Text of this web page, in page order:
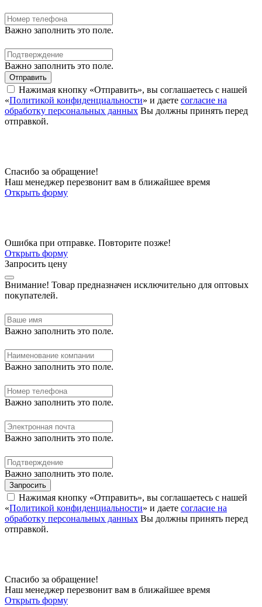
Важно заполнить это поле.
Важно заполнить это поле.
Отправить
Нажимая кнопку «Отправить», вы соглашаетесь с нашей
«Политикой конфиденциальности» и даете согласие на
обработку персональных данных Вы должны принять перед
отправкой.
Спасибо за обращение!
Наш менеджер перезвонит вам в ближайшее время
Открыть форму
Ошибка при отправке. Повторите позже!
Открыть форму
Запросить цену
Внимание! Товар предназначен исключительно для оптовых
покупателей.
Важно заполнить это поле.
Важно заполнить это поле.
Важно заполнить это поле.
Важно заполнить это поле.
Важно заполнить это поле.
Запросить
Нажимая кнопку «Отправить», вы соглашаетесь с нашей
«Политикой конфиденциальности» и даете согласие на
обработку персональных данных Вы должны принять перед
отправкой.
Спасибо за обращение!
Наш менеджер перезвонит вам в ближайшее время
Открыть форму